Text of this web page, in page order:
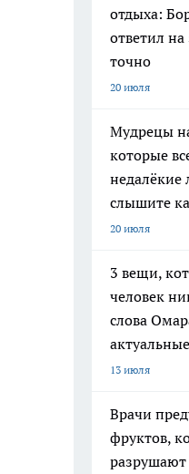
отдыха:
ответил на
точно
20 июля
Мудрецы
которые
слышите
20 июля
3 вещи,
человек
слова
13 июля
Врачи
фруктов,